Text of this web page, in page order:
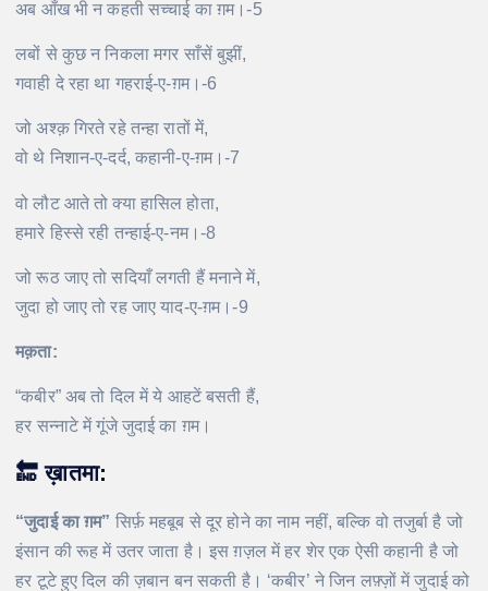
अब आँख भी न कहती सच्चाई का ग़म।-5
लबों से कुछ न निकला मगर साँसें बुझीं,
गवाही दे रहा था गहराई-ए-ग़म।-6
जो अश्क़ गिरते रहे तन्हा रातों में,
वो थे निशान-ए-दर्द, कहानी-ए-ग़म।-7
वो लौट आते तो क्या हासिल होता,
हमारे हिस्से रही तन्हाई-ए-नम।-8
जो रूठ जाए तो सदियाँ लगती हैं मनाने में,
जुदा हो जाए तो रह जाए याद-ए-ग़म।-9
मक़ता:
“कबीर” अब तो दिल में ये आहटें बसती हैं,
हर सन्नाटे में गूंजे जुदाई का ग़म।
🔚 ख़ातमा:
“जुदाई का ग़म” सिर्फ़ महबूब से दूर होने का नाम नहीं, बल्कि वो तजुर्बा है जो
इंसान की रूह में उतर जाता है। इस ग़ज़ल में हर शेर एक ऐसी कहानी है जो
हर टूटे हुए दिल की ज़बान बन सकती है। ‘कबीर’ ने जिन लफ़्ज़ों में जुदाई को